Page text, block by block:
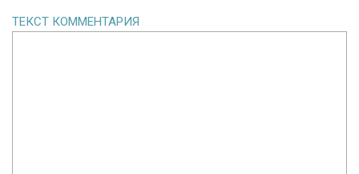
ТЕКСТ КОММЕНТАРИЯ